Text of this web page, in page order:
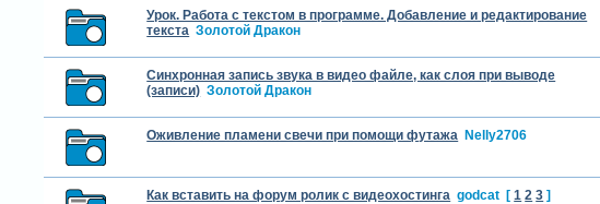
Урок. Работа с текстом в программе. Добавление и редактирование
текста Золотой Дракон
Синхронная запись звука в видео файле, как слоя при выводе
(записи) Золотой Дракон
Оживление пламени свечи при помощи футажа Nelly2706
Как вставить на форум ролик с видеохостинга godcat [ 1 2 3 ]